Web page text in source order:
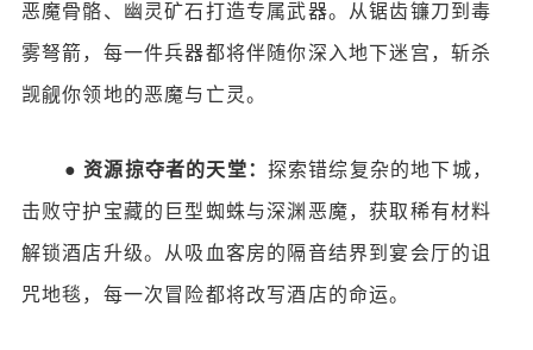
恶魔骨骼、幽灵矿石打造专属武器。从锯齿镰刀到毒
雾弩箭，每一件兵器都将伴随你深入地下迷宫，斩杀
觊觎你领地的恶魔与亡灵。
● 资源掠夺者的天堂： 探索错综复杂的地下城，
击败守护宝藏的巨型蜘蛛与深渊恶魔，获取稀有材料
解锁酒店升级。从吸血客房的隔音结界到宴会厅的诅
咒地毯，每一次冒险都将改写酒店的命运。